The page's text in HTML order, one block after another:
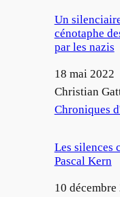
Un
cénotaphe
par les nazis
Date
18 mai 2022
Auteur
Christian
Par rapport à
Chroniques
Les silences
Pascal Kern
Date
10 décembre